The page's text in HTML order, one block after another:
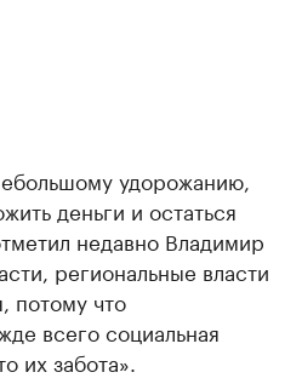
удорожанию,
деньги и остаться
недавно Владимир
региональные власти
потому что
всего социальная
их забота».